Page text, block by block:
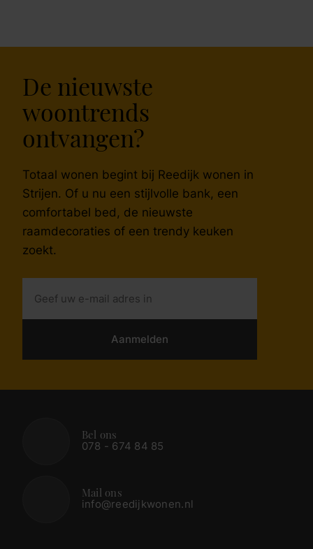
De nieuwste
woontrends
ontvangen?
Totaal wonen begint bij Reedijk wonen in
Strijen. Of u nu een stijlvolle bank, een
comfortabel bed, de nieuwste
raamdecoraties of een trendy keuken
zoekt.
Aanmelden
Bel ons
078 - 674 84 85
Mail ons
info@reedijkwonen.nl